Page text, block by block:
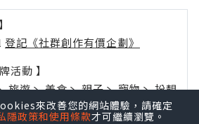
登記《社群創作有價企劃》
活動 】
旅遊丶美食丶親子丶寵物丶扮靚
來改善您的網站體驗，請確定
隱政策和使用條款才可繼續瀏覽。